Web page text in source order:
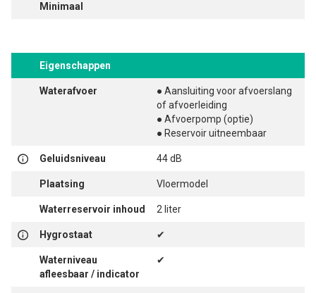
Minimaal
Eigenschappen
Waterafvoer
● Aansluiting voor afvoerslang
of afvoerleiding
● Afvoerpomp (optie)
● Reservoir uitneembaar
Geluidsniveau 44 dB
Plaatsing Vloermodel
Waterreservoir inhoud 2 liter
Hygrostaat ✔
Waterniveau
afleesbaar / indicator
✔